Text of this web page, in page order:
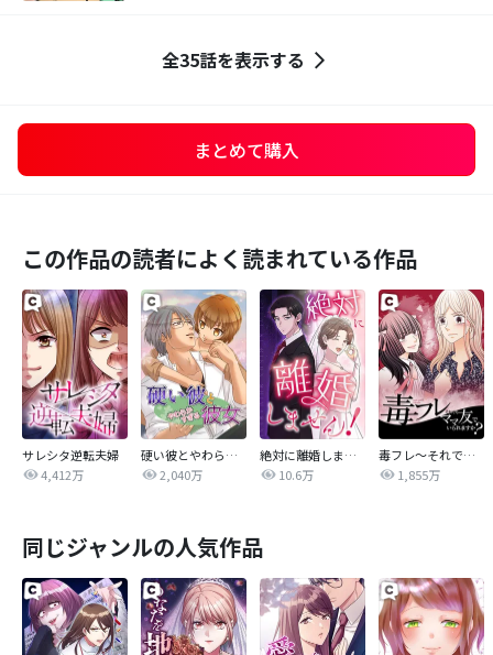
全35話を表示する
まとめて購入
この作品の読者によく読まれている作品
サレシタ逆転夫婦
4,412万
硬い彼とやわらかすぎる彼女
2,040万
絶対に離婚しません！
10.6万
毒フレ～それでもママ友でいられますか？～
1,855万
同じジャンルの人気作品